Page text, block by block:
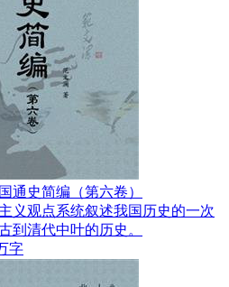
通史简编（第六卷）
义观点系统叙述我国历史的一次
到清代中叶的历史。
字